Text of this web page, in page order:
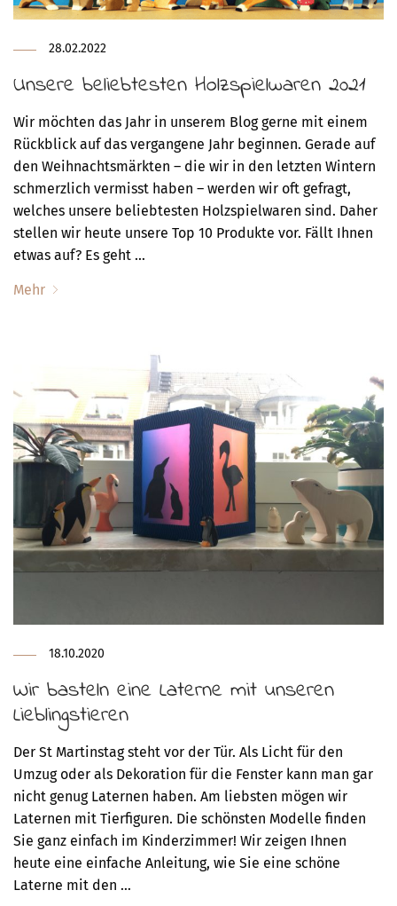
28.02.2022
Unsere beliebtesten Holzspielwaren 2021
Wir möchten das Jahr in unserem Blog gerne mit einem
Rückblick auf das vergangene Jahr beginnen. Gerade auf
den Weihnachtsmärkten – die wir in den letzten Wintern
schmerzlich vermisst haben – werden wir oft gefragt,
welches unsere beliebtesten Holzspielwaren sind. Daher
stellen wir heute unsere Top 10 Produkte vor. Fällt Ihnen
etwas auf? Es geht …
Mehr
18.10.2020
Wir basteln eine Laterne mit unseren
Lieblingstieren
Der St Martinstag steht vor der Tür. Als Licht für den
Umzug oder als Dekoration für die Fenster kann man gar
nicht genug Laternen haben. Am liebsten mögen wir
Laternen mit Tierfiguren. Die schönsten Modelle finden
Sie ganz einfach im Kinderzimmer! Wir zeigen Ihnen
heute eine einfache Anleitung, wie Sie eine schöne
Laterne mit den …